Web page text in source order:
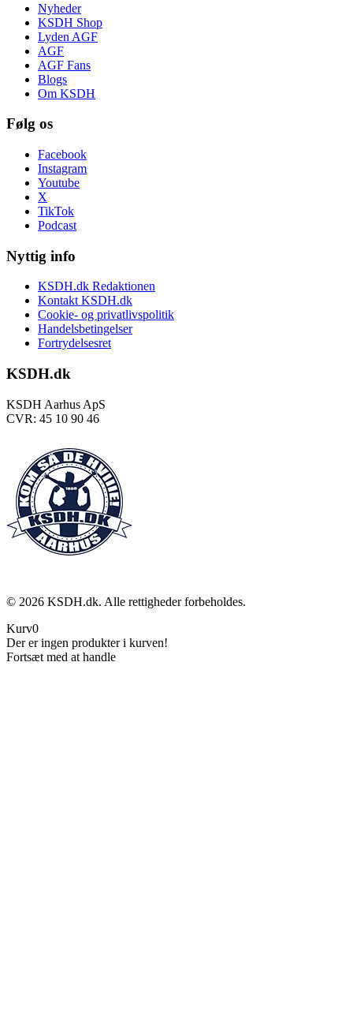
Nyheder
KSDH Shop
Lyden AGF
AGF
AGF Fans
Blogs
Om KSDH
Følg os
Facebook
Instagram
Youtube
X
TikTok
Podcast
Nyttig info
KSDH.dk Redaktionen
Kontakt KSDH.dk
Cookie- og privatlivspolitik
Handelsbetingelser
Fortrydelsesret
KSDH.dk
KSDH Aarhus ApS
CVR: 45 10 90 46
© 2026 KSDH.dk. Alle rettigheder forbeholdes.
Kurv0
Der er ingen produkter i kurven!
Fortsæt med at handle